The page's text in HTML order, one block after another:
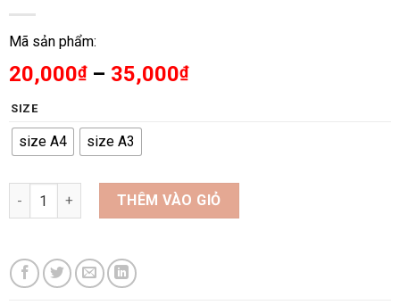
Mã sản phẩm:
20,000₫ – 35,000₫Khoảng
35,000₫
SIZE
size A4 size A3
Thị cụ hình gấp Chúa hóa bánh số lượng
THÊM VÀO GIỎ